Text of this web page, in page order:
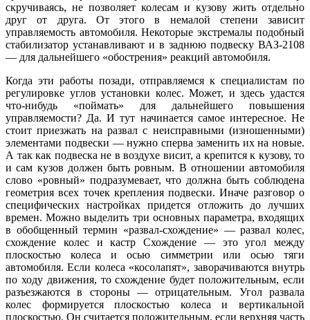
скручиваясь, не позволяет колесам и кузову жить отдельно
друг от друга. От этого в немалой степени зависит
управляемость автомобиля. Некоторые экстремалы подобный
стабилизатор устанавливают и в заднюю подвеску ВАЗ-2108
— для дальнейшего «обострения» реакций автомобиля.
Когда эти работы позади, отправляемся к специалистам по
регулировке углов установки колес. Может, и здесь удастся
что-нибудь «поймать» для дальнейшего повышения
управляемости? Да. И тут начинается самое интересное. Не
стоит приезжать на развал с неисправными (изношенными)
элементами подвески — нужно сперва заменить их на новые.
А так как подвеска не в воздухе висит, а крепится к кузову, то
и сам кузов должен быть ровным. В отношении автомобиля
слово «ровный» подразумевает, что должна быть соблюдена
геометрия всех точек крепления подвески. Иначе разговор о
специфических настройках придется отложить до лучших
времен. Можно выделить три основных параметра, входящих
в обобщенный термин «развал-схождение» — развал колес,
схождение колес и кастр Схождение — это угол между
плоскостью колеса и осью симметрии или осью тяги
автомобиля. Если колеса «косолапят», заворачиваются внутрь
по ходу движения, то схождение будет положительным, если
разъезжаются в стороны — отрицательным. Угол развала
колес формируется плоскостью колеса и вертикальной
плоскостью. Он считается положительным, если верхняя часть